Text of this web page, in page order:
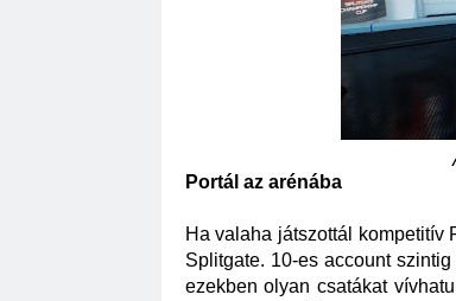
Portál az arénába
Ha valaha játszottál kompetitív
Splitgate. 10-es account
ezekben olyan csatákat